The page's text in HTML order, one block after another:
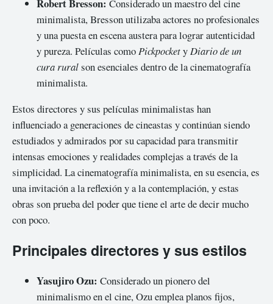
Robert Bresson: Considerado un maestro del cine
minimalista, Bresson utilizaba actores no profesionales
y una puesta en escena austera para lograr autenticidad
y pureza. Películas comoPickpocketyDiario de un
cura ruralson esenciales dentro de la cinematografía
minimalista.
Estos directores y sus películas minimalistas han
influenciado a generaciones de cineastas y continúan siendo
estudiados y admirados por su capacidad para transmitir
intensas emociones y realidades complejas a través de la
simplicidad. La cinematografía minimalista, en su esencia, es
una invitación a la reflexión y a la contemplación, y estas
obras son prueba del poder que tiene el arte de decir mucho
con poco.
Principales directores y sus estilos
Yasujiro Ozu: Considerado un pionero del
minimalismo en el cine, Ozu emplea planos fijos,